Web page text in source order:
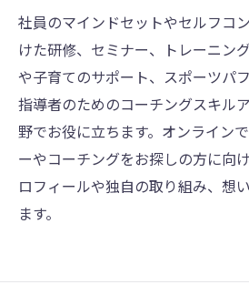
社員のマインドセットやセルフコ
けた研修、セミナー、トレーニン
や子育てのサポート、スポーツパ
指導者のためのコーチングスキル
野でお役に立ちます。オンライン
ーやコーチングをお探しの方に向
ロフィールや独自の取り組み、想
ます。